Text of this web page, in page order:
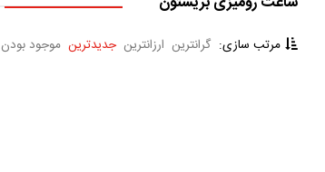
مرتب سازی: گرانترین ارزانترین جدیدترین موجود بودن